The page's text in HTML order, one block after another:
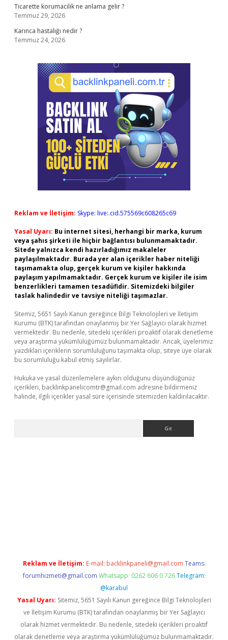
Ticarette korumacilik ne anlama gelir ?
Temmuz 29, 2026
Karınca hastalığı nedir ?
Temmuz 24, 2026
Reklam ve İletişim: Skype: live:.cid.575569c608265c69
Yasal Uyarı: Bu internet sitesi, herhangi bir marka, kurum
veya şahıs şirketi ile hiçbir bağlantısı bulunmamaktadır.
Sitede yalnızca kendi hazırladığımız makaleler
paylaşılmaktadır. Burada yer alan içerikler haber niteliği
taşımamakta olup, gerçek kurum ve kişiler hakkında
paylaşım yapılmamaktadır. Gerçek kurum ve kişiler ile isim
benzerlikleri tamamen tesadüfidir. Sitemizdeki bilgiler
taslak halindedir ve tavsiye niteliği taşımazlar.
Sitemiz, 5651 Sayılı Kanun gereğince Bilgi Teknolojileri ve İletişim
Kurumu (BTK) tarafından onaylanmış bir Yer Sağlayıcı olarak hizmet
vermektedir. Bu nedenle, sitedeki içerikleri proaktif olarak denetleme
veya araştırma yükümlülüğümüz bulunmamaktadır. Ancak, üyelerimiz
yazdıkları içeriklerin sorumluluğunu taşımakta olup, siteye üye olarak
bu sorumluluğu kabul etmiş sayılırlar.
Hukuka ve yasal düzenlemelere aykırı olduğunu düşündüğünüz
içerikleri, backlinkpanelicomtr@gmail.com adresine bildirmeniz
halinde, ilgili içerikler yasal süre içerisinde sitemizden kaldırılacaktır.
Reklam ve İletişim: E-mail: backlinkpaneli@gmail.com Teams:
forumhizmeti@gmail.com Whatsapp: 0262 606 0 726 Telegram:
@karabul
Yasal Uyarı: Sitemiz, 5651 Sayılı Kanun gereğince Bilgi Teknolojileri
ve İletişim Kurumu (BTK) tarafından onaylanmış bir Yer Sağlayıcı
olarak hizmet vermektedir. Bu nedenle, sitedeki içerikleri proaktif
olarak denetleme veya araştırma yükümlülüğümüz bulunmamaktadır.